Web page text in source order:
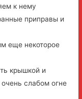
к нему
приправы и
еще некоторое
крышкой и
слабом огне